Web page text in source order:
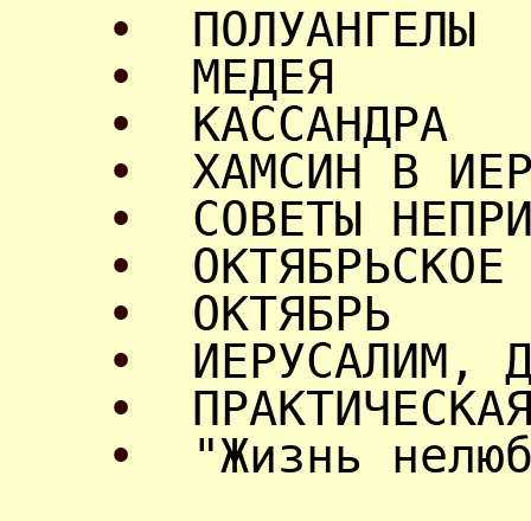
• ПОЛУАНГЕЛЫ
• МЕДЕЯ
• КАССАНДРА
• ХАМСИН В
• СОВЕТЫ
• ОКТЯБРЬСКОЕ
• ОКТЯБРЬ
• ИЕРУСАЛИМ,
•
•
"Жизнь